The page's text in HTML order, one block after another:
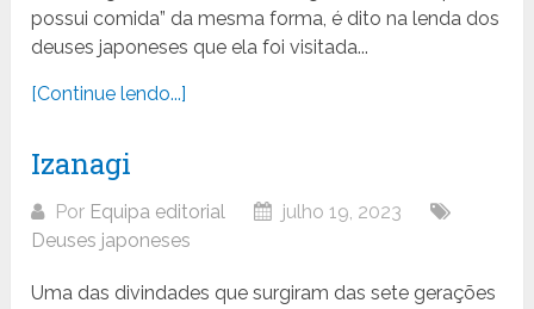
possui comida” da mesma forma, é dito na lenda dos
deuses japoneses que ela foi visitada...
[Continue lendo...]
Izanagi
Por Equipa editorial
julho 19, 2023
Deuses japoneses
Uma das divindades que surgiram das sete gerações